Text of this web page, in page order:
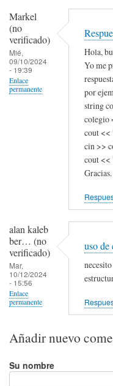
Markel
(no
verificado)
Mié,
09/10/2024
- 19:39
Enlace
permanente
Hola,
Yo me
por
string
colegio
cout <<
cin >>
cout <<
Gracias.
alan kaleb
ber… (no
verificado)
Mar,
10/12/2024
- 15:56
Enlace
permanente
uso
Añadir nuevo
Su nombre